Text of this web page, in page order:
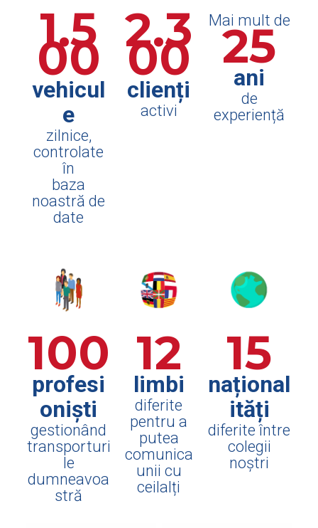
1.5
00
vehicul
e
zilnice,
controlate
în
baza
noastră de
date
2.3
00
clienți
activi
Mai mult de
25
ani
de
experiență
100
profesi
oniști
gestionând
transporturi
le
dumneavoa
stră
12
limbi
diferite
pentru a
putea
comunica
unii cu
ceilalți
15
național
ități
diferite între
colegii
noștri